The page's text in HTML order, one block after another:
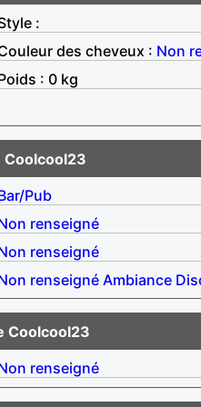
:
des cheveux : Non
: 0 kg
Coolcool23
Pub
renseigné
renseigné
renseigné Ambiance
Coolcool23
renseigné